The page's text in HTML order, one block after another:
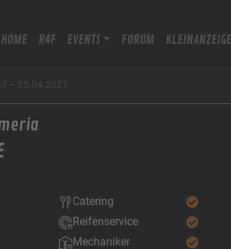
HOME R4F EVENTS FORUM
– 25.04.2027
Catering
Reifenservice
Mechaniker